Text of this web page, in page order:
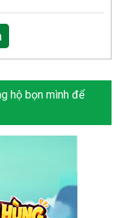
hộ bọn mình để